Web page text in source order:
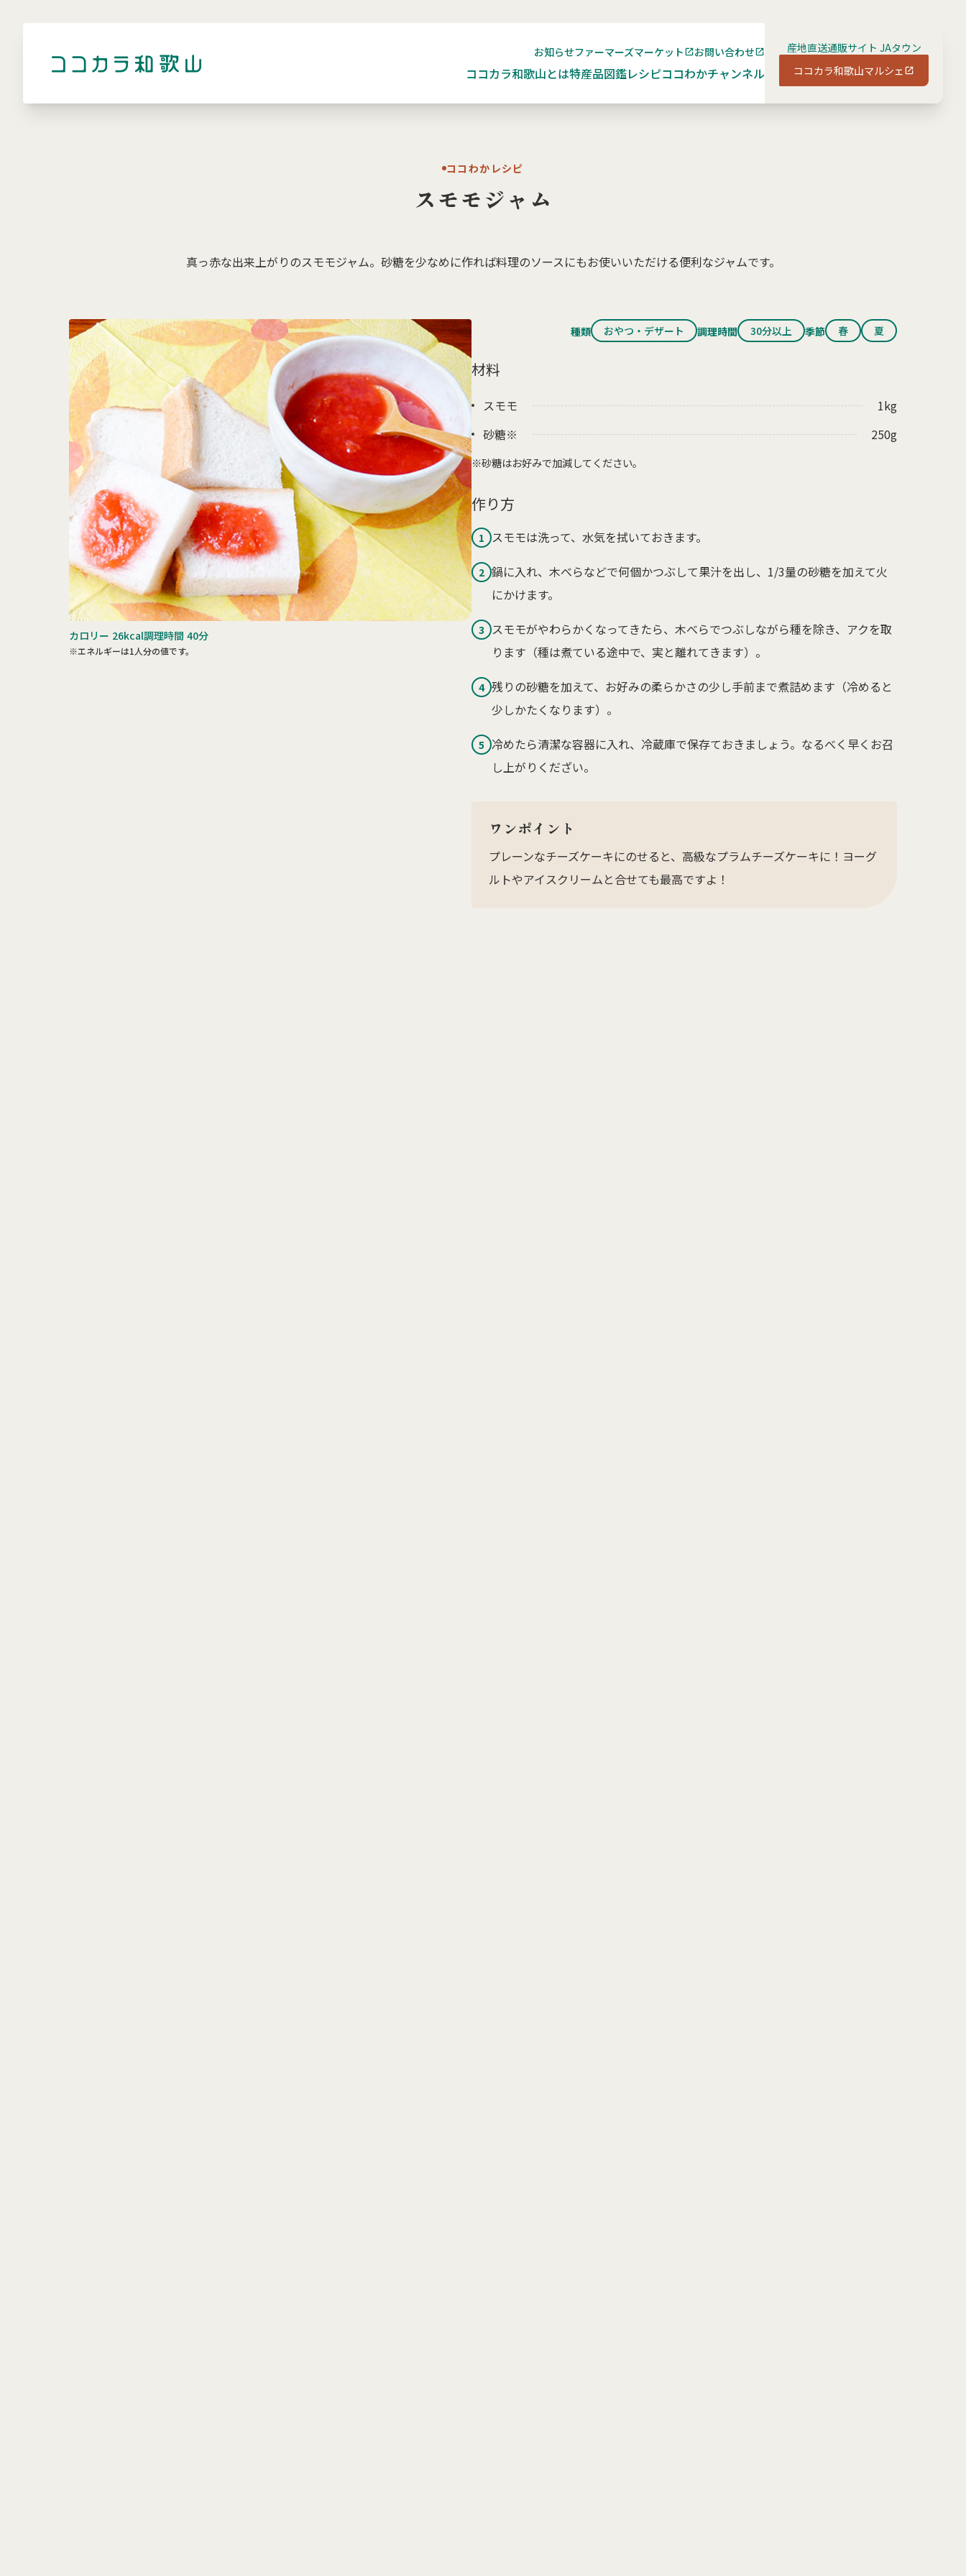
お知らせファーマーズマーケット お問い合わせ
ココカラ和歌山とは特産品図鑑レシピココわかチャンネル
産地直送通販サイト JAタウン
ココカラ和歌山マルシェ
ココわかレシピ
スモモジャム
真っ赤な出来上がりのスモモジャム。砂糖を少なめに作れば料理のソースにもお使いいただける便利なジャムです。
カロリー 26kcal調理時間 40分
※エネルギーは1人分の値です。
種類 おやつ・デザート 調理時間 30分以上 季節 春 夏
材料
スモモ
1kg
砂糖※
250g
※砂糖はお好みで加減してください。
作り方
1 スモモは洗って、水気を拭いておきます。
2 鍋に入れ、木べらなどで何個かつぶして果汁を出し、1/3量の砂糖を加えて火
にかけます。
3 スモモがやわらかくなってきたら、木べらでつぶしながら種を除き、アクを取
ります（種は煮ている途中で、実と離れてきます）。
4 残りの砂糖を加えて、お好みの柔らかさの少し手前まで煮詰めます（冷めると
少しかたくなります）。
5 冷めたら清潔な容器に入れ、冷蔵庫で保存ておきましょう。なるべく早くお召
し上がりくだざい。
ワンポイント
プレーンなチーズケーキにのせると、高級なプラムチーズケーキに！ヨーグ
ルトやアイスクリームと合せても最高ですよ！